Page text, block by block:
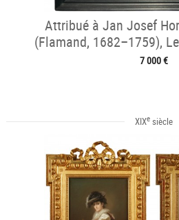
Attribué à Jan Josef
(Flamand, 1682–1759),
7 000 €
XIXe siècle